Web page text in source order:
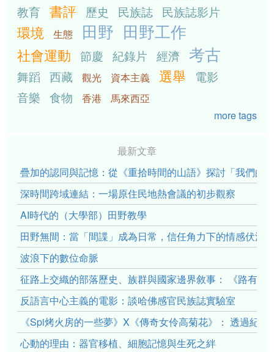
教育 書評 歷史 民族誌 民族誌影片
環境 生態 田野 田野工作
社會運動 節慶 紀錄片 經濟 考古
舞蹈 西藏 觀光 資本主義 選舉
電影
音樂 食物 香港
馬來西亞
more tags
最新文章
疊加的認同與記憶：從《重拾時間的山語》探討「我們的
深時間跨域連結：一場原住民地熱會議的初步觀察
AI時代的（大學部）田野教學
田野無間：當「間諜」成為日常，信任角力下的情感伏流
波浪下的數位命脈
征路上交織的部落歷史、族群與國家邊界敘事： 《路有
反語言中心主義的電影：談哈佛感官民族誌實驗室
《Spi烤火房的一些夢》X《傳奇女伶高菊花》： 透過紀
心動的理由：器官移植、細胞記憶與生死之絆